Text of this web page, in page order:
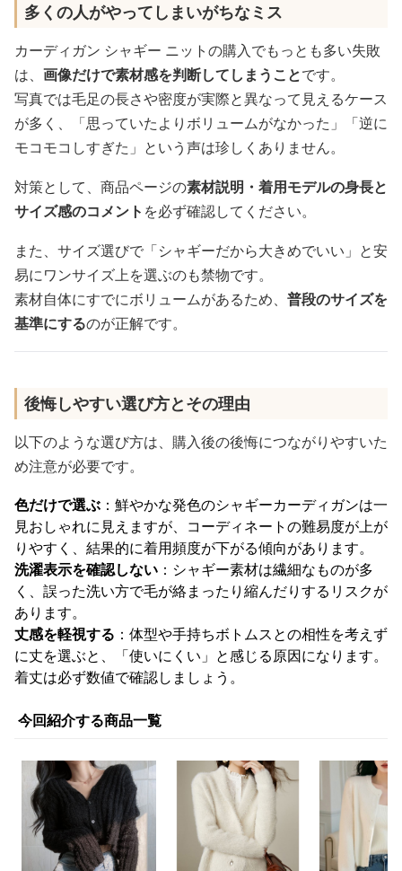
多くの人がやってしまいがちなミス
カーディガン シャギー ニットの購入でもっとも多い失敗
は、 画像だけで素材感を判断してしまうことです。
写真では毛足の長さや密度が実際と異なって見えるケース
が多く、「思っていたよりボリュームがなかった」「逆に
モコモコしすぎた」という声は珍しくありません。
対策として、商品ページの素材説明・着用モデルの身長と
サイズ感のコメント を必ず確認してください。
また、サイズ選びで「シャギーだから大きめでいい」と安
易にワンサイズ上を選ぶのも禁物です。
素材自体にすでにボリュームがあるため、 普段のサイズを
基準にするのが正解です。
後悔しやすい選び方とその理由
以下のような選び方は、購入後の後悔につながりやすいた
め注意が必要です。
色だけで選ぶ ：鮮やかな発色のシャギーカーディガンは一
見おしゃれに見えますが、コーディネートの難易度が上が
りやすく、結果的に着用頻度が下がる傾向があります。
洗濯表示を確認しない ：シャギー素材は繊細なものが多
く、誤った洗い方で毛が絡まったり縮んだりするリスクが
あります。
丈感を軽視する ：体型や手持ちボトムスとの相性を考えず
に丈を選ぶと、「使いにくい」と感じる原因になります。
着丈は必ず数値で確認しましょう。
今回紹介する商品一覧